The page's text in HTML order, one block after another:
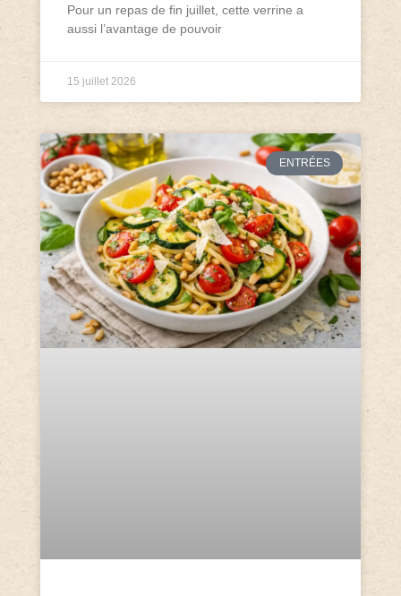
Pour un repas de fin juillet, cette verrine a
aussi l’avantage de pouvoir
15 juillet 2026
ENTRÉES